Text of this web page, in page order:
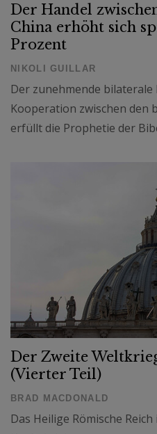
Der Handel
China erhöht sich
Prozent
NIKOLI GUILLAR
Der zunehmende
Kooperation zwischen den
erfüllt die Prophetie der
Der Zweite
(Vierter Teil)
BRAD MACDONALD
Das Heilige Römische